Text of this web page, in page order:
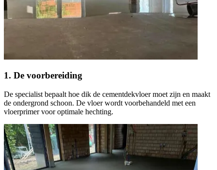
1. De voorbereiding
De specialist bepaalt hoe dik de cementdekvloer moet zijn en maakt
de ondergrond schoon. De vloer wordt voorbehandeld met een
vloerprimer voor optimale hechting.